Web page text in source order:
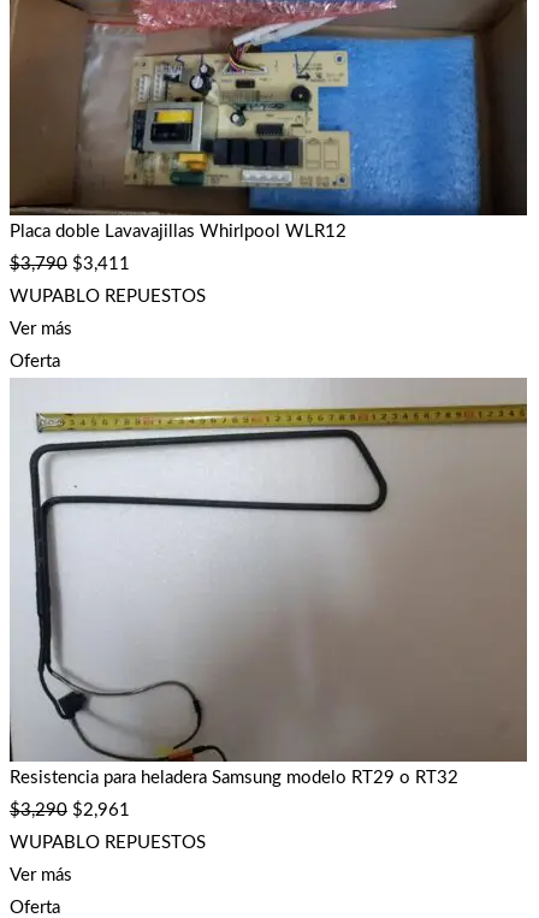
Placa doble Lavavajillas Whirlpool WLR12
$3,790 $3,411
WUPABLO REPUESTOS
Ver más
Oferta
Resistencia para heladera Samsung modelo RT29 o RT32
$3,290 $2,961
WUPABLO REPUESTOS
Ver más
Oferta